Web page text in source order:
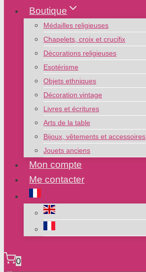
Boutique
Médailles religieuses
Chapelets, croix et crucifix
Décorations religieuses
Esotérisme
Objets ethniques
Décoration vintage
Livres et écritures
Arts de la table
Bijoux, vêtements et accessoires
Jouets anciens
Mon compte
Me contacter
0